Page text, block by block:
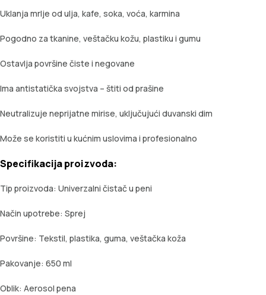
Uklanja mrlje od ulja, kafe, soka, voća, karmina
Pogodno za tkanine, veštačku kožu, plastiku i gumu
Ostavlja površine čiste i negovane
Ima antistatička svojstva – štiti od prašine
Neutralizuje neprijatne mirise, uključujući duvanski dim
Može se koristiti u kućnim uslovima i profesionalno
Specifikacija proizvoda:
Tip proizvoda: Univerzalni čistač u peni
Način upotrebe: Sprej
Površine: Tekstil, plastika, guma, veštačka koža
Pakovanje: 650 ml
Oblik: Aerosol pena